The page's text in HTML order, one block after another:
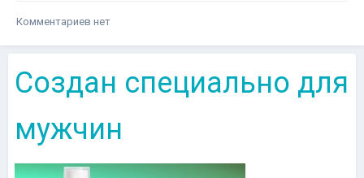
Комментариев нет
Создан специально для
мужчин